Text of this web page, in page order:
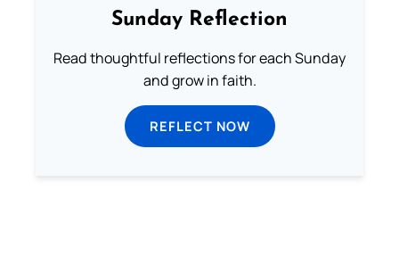
Sunday Reflection
Read thoughtful reflections for each Sunday
and grow in faith.
REFLECT NOW